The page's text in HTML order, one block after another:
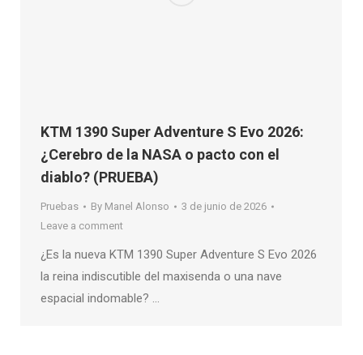
KTM 1390 Super Adventure S Evo 2026:
¿Cerebro de la NASA o pacto con el
diablo? (PRUEBA)
Pruebas By Manel Alonso
3 de junio de 2026
Leave a comment
¿Es la nueva KTM 1390 Super Adventure S Evo 2026
la reina indiscutible del maxisenda o una nave
espacial indomable? …